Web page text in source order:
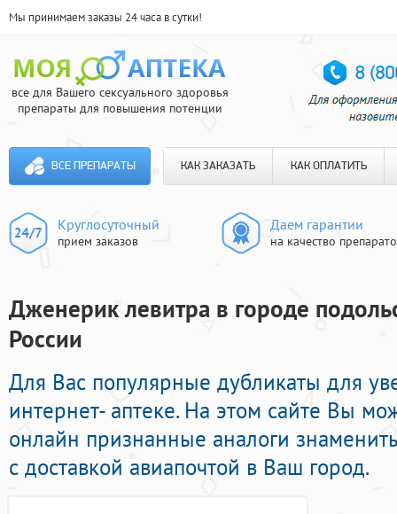
Мы принимаем заказы 24 часа в сутки!
все для Вашего сексуального здоровья
препараты для повышения потенции
ВСЕ ПРЕПАРАТЫ КАК ЗАКАЗАТЬ КАК ОПЛАТИТЬ
Круглосуточный
прием заказов
Даем гарантии
на качество
Дженерик левитра в городе
России
Для Вас популярные дубликаты для
интернет- аптеке. На этом сайте Вы
онлайн признанные аналоги
с доставкой авиапочтой в Ваш город.